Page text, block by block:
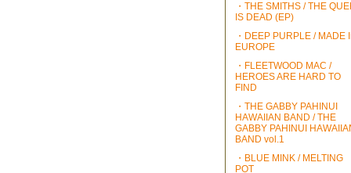
・THE SMITHS / THE
IS DEAD (EP)
・DEEP PURPLE / MADE
EUROPE
・FLEETWOOD MAC /
HEROES ARE HARD TO
FIND
・THE GABBY PAHINUI
HAWAIIAN BAND / THE
GABBY PAHINUI
BAND vol.1
・BLUE MINK / MELTING
POT